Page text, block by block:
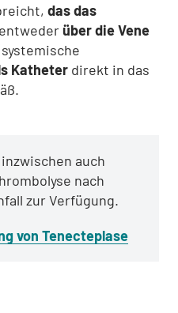
das das
über die Vene
Katheter direkt in das
auch
nach
zur Verfügung.
von Tenecteplase